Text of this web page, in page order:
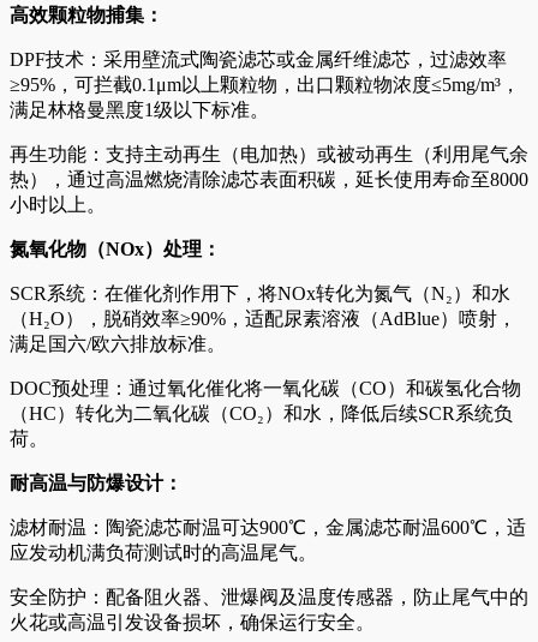
高效颗粒物捕集：
DPF技术：采用壁流式陶瓷滤芯或金属纤维滤芯，过滤效率
≥95%，可拦截0.1μm以上颗粒物，出口颗粒物浓度≤5mg/m³，
满足林格曼黑度1级以下标准。
再生功能：支持主动再生（电加热）或被动再生（利用尾气余
热），通过高温燃烧清除滤芯表面积碳，延长使用寿命至8000
小时以上。
氮氧化物（NOx）处理：
SCR系统：在催化剂作用下，将NOx转化为氮气（N₂）和水
（H₂O），脱硝效率≥90%，适配尿素溶液（AdBlue）喷射，
满足国六/欧六排放标准。
DOC预处理：通过氧化催化将一氧化碳（CO）和碳氢化合物
（HC）转化为二氧化碳（CO₂）和水，降低后续SCR系统负
荷。
耐高温与防爆设计：
滤材耐温：陶瓷滤芯耐温可达900℃，金属滤芯耐温600℃，适
应发动机满负荷测试时的高温尾气。
安全防护：配备阻火器、泄爆阀及温度传感器，防止尾气中的
火花或高温引发设备损坏，确保运行安全。